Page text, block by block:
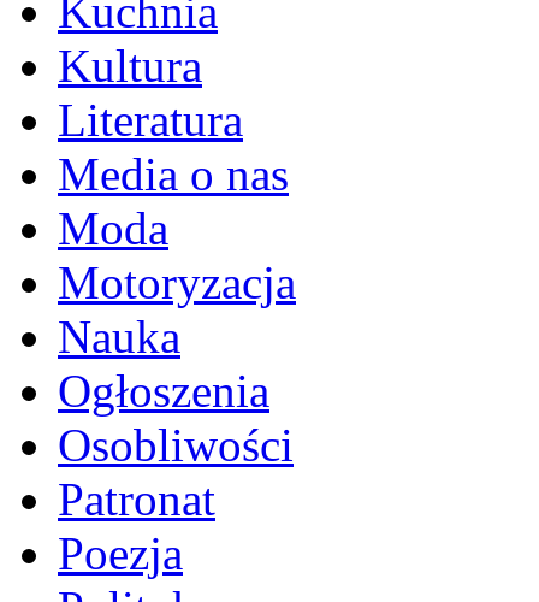
Kuchnia
Kultura
Literatura
Media o nas
Moda
Motoryzacja
Nauka
Ogłoszenia
Osobliwości
Patronat
Poezja